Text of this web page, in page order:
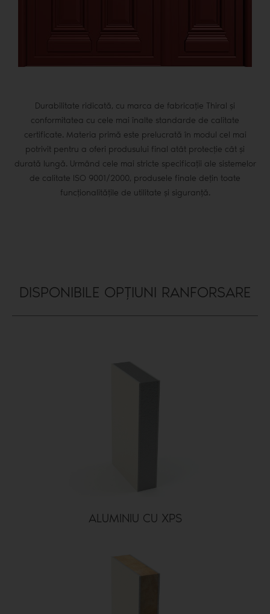
Durabilitate ridicată, cu marca de fabricație Thiral și
conformitatea cu cele mai înalte standarde de calitate
certificate. Materia primă este prelucrată în modul cel mai
potrivit pentru a oferi produsului final atât protecție cât și
durată lungă. Urmând cele mai stricte specificații ale sistemelor
de calitate ISO 9001/2000, produsele finale dețin toate
funcționalitățile de utilitate și siguranță.
DISPONIBILE OPȚIUNI RANFORSARE
ALUMINIU CU XPS